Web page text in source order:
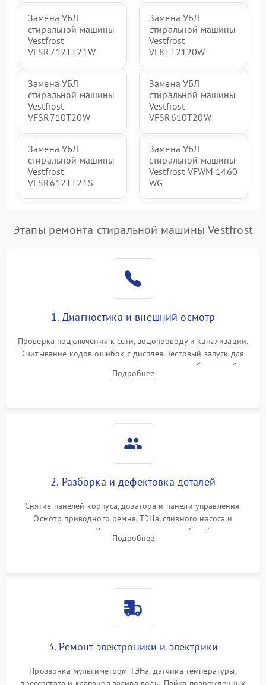
Замена УБЛ
стиральной машины
Vestfrost
VFSR712TT21W
Замена УБЛ
стиральной машины
Vestfrost
VF8TT2120W
Замена УБЛ
стиральной машины
Vestfrost
VFSR710T20W
Замена УБЛ
стиральной машины
Vestfrost
VFSR610T20W
Замена УБЛ
стиральной машины
Vestfrost
VFSR612TT21S
Замена УБЛ
стиральной машины
Vestfrost VFWM 1460
WG
Этапы ремонта стиральной машины Vestfrost
1. Диагностика и внешний осмотр
Проверка подключения к сети, водопроводу и канализации.
Считывание кодов ошибок с дисплея. Тестовый запуск для
выявления посторонних шумов, протечек или сбоев в работе
электронного модуля управления.
Подробнее
2. Разборка и дефектовка деталей
Снятие панелей корпуса, дозатора и панели управления.
Осмотр приводного ремня, ТЭНа, сливного насоса и
амортизаторов. Проверка подшипников барабана и
крестовины на износ, а манжеты люка на разрывы.
Подробнее
3. Ремонт электроники и электрики
Прозвонка мультиметром ТЭНа, датчика температуры,